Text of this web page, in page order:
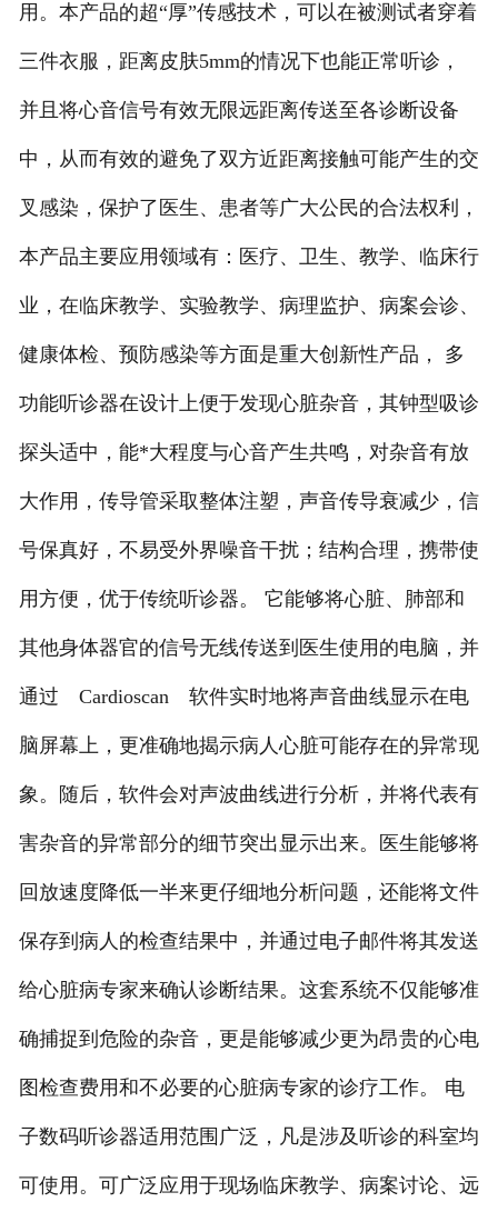
用。本产品的超“厚”传感技术，可以在被测试者穿着
三件衣服，距离皮肤5mm的情况下也能正常听诊，
并且将心音信号有效无限远距离传送至各诊断设备
中，从而有效的避免了双方近距离接触可能产生的交
叉感染，保护了医生、患者等广大公民的合法权利，
本产品主要应用领域有：医疗、卫生、教学、临床行
业，在临床教学、实验教学、病理监护、病案会诊、
健康体检、预防感染等方面是重大创新性产品， 多
功能听诊器在设计上便于发现心脏杂音，其钟型吸诊
探头适中，能*大程度与心音产生共鸣，对杂音有放
大作用，传导管采取整体注塑，声音传导衰减少，信
号保真好，不易受外界噪音干扰；结构合理，携带使
用方便，优于传统听诊器。 它能够将心脏、肺部和
其他身体器官的信号无线传送到医生使用的电脑，并
通过 Cardioscan 软件实时地将声音曲线显示在电
脑屏幕上，更准确地揭示病人心脏可能存在的异常现
象。随后，软件会对声波曲线进行分析，并将代表有
害杂音的异常部分的细节突出显示出来。医生能够将
回放速度降低一半来更仔细地分析问题，还能将文件
保存到病人的检查结果中，并通过电子邮件将其发送
给心脏病专家来确认诊断结果。这套系统不仅能够准
确捕捉到危险的杂音，更是能够减少更为昂贵的心电
图检查费用和不必要的心脏病专家的诊疗工作。 电
子数码听诊器适用范围广泛，凡是涉及听诊的科室均
可使用。可广泛应用于现场临床教学、病案讨论、远